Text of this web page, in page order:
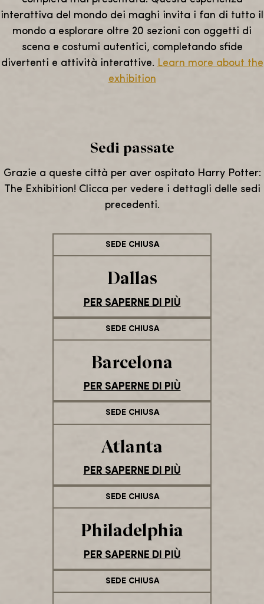
interattiva del mondo dei maghi invita i fan di tutto il
mondo a esplorare oltre 20 sezioni con oggetti di
scena e costumi autentici, completando sfide
divertenti e attività interattive. Learn more about the
exhibition
Sedi passate
Grazie a queste città per aver ospitato Harry Potter:
The Exhibition! Clicca per vedere i dettagli delle sedi
precedenti.
SEDE CHIUSA
Dallas
PER SAPERNE DI PIÙ
SEDE CHIUSA
Barcelona
PER SAPERNE DI PIÙ
SEDE CHIUSA
Atlanta
PER SAPERNE DI PIÙ
SEDE CHIUSA
Philadelphia
PER SAPERNE DI PIÙ
SEDE CHIUSA